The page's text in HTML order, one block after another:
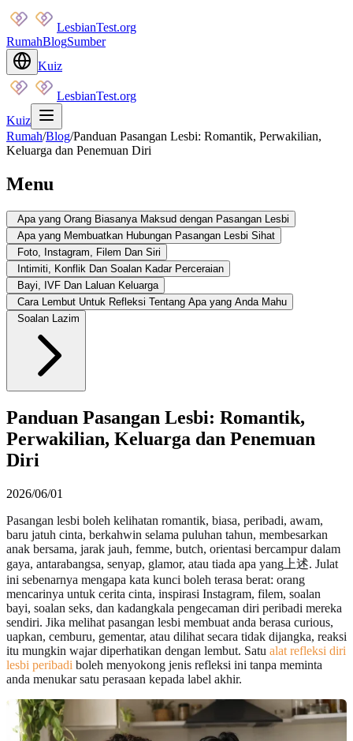
LesbianTest.org
RumahBlogSumber
Kuiz
LesbianTest.org
Kuiz
Rumah/Blog/Panduan Pasangan Lesbi: Romantik, Perwakilian,
Keluarga dan Penemuan Diri
Menu
Apa yang Orang Biasanya Maksud dengan Pasangan Lesbi
Apa yang Membuatkan Hubungan Pasangan Lesbi Sihat
Foto, Instagram, Filem Dan Siri
Intimiti, Konflik Dan Soalan Kadar Perceraian
Bayi, IVF Dan Laluan Keluarga
Cara Lembut Untuk Refleksi Tentang Apa yang Anda Mahu
Soalan Lazim
Panduan Pasangan Lesbi: Romantik,
Perwakilian, Keluarga dan Penemuan
Diri
2026/06/01
Pasangan lesbi boleh kelihatan romantik, biasa, peribadi, awam,
baru jatuh cinta, berkahwin selama puluhan tahun, membesarkan
anak bersama, jarak jauh, femme, butch, orientasi bercampur dalam
gaya, antarabangsa, senyap, glamor, atau tiada apa yang上述. Julat
ini sebenarnya mengapa kata kunci boleh terasa berat: orang
mencarinya untuk cerita cinta, inspirasi Instagram, filem, soalan
bayi, soalan seks, dan kadangkala pengecaman diri peribadi mereka
sendiri. Jika melihat pasangan lesbi membuat anda berasa curious,
uapkan, cemburu, gementar, atau dilihat secara tidak dijangka, reaksi
itu mungkin wajar diperhatikan dengan lembut. Satu alat refleksi diri
lesbi peribadi boleh menyokong jenis refleksi ini tanpa meminta
anda menukar satu perasaan kepada label akhir.